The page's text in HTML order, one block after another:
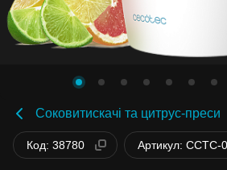
Соковитискачі та цитрус-преси
Код: 38780 Артикул: CCTC-